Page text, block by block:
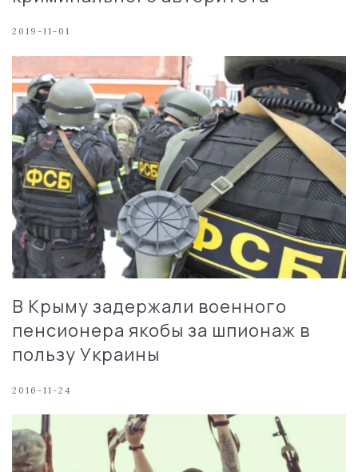
2019-11-01
В Крыму задержали военного
пенсионера якобы за шпионаж в
пользу Украины
2016-11-24